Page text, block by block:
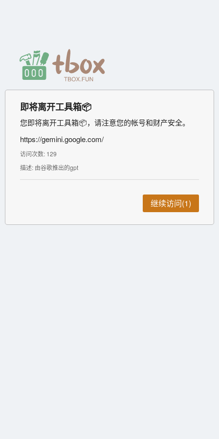
即将离开工具箱📦
您即将离开工具箱📦，请注意您的帐号和财产安全。
https://gemini.google.com/
访问次数: 129
描述: 由谷歌推出的gpt
继续访问(1)